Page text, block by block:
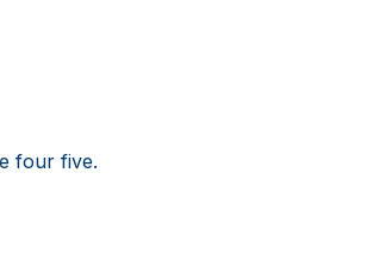
four five.